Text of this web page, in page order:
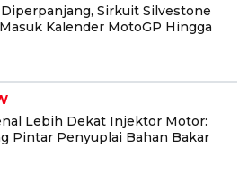
Sirkuit Silvestone
Kalender MotoGP Hingga
Lebih Dekat Injektor Motor:
Pintar Penyuplai Bahan Bakar